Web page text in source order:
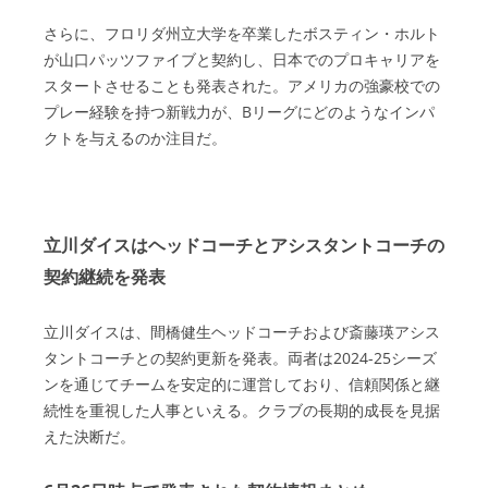
さらに、フロリダ州立大学を卒業したボスティン・ホルト
が山口パッツファイブと契約し、日本でのプロキャリアを
スタートさせることも発表された。アメリカの強豪校での
プレー経験を持つ新戦力が、Bリーグにどのようなインパ
クトを与えるのか注目だ。
立川ダイスはヘッドコーチとアシスタントコーチの
契約継続を発表
立川ダイスは、間橋健生ヘッドコーチおよび斎藤瑛アシス
タントコーチとの契約更新を発表。両者は2024-25シーズ
ンを通じてチームを安定的に運営しており、信頼関係と継
続性を重視した人事といえる。クラブの長期的成長を見据
えた決断だ。